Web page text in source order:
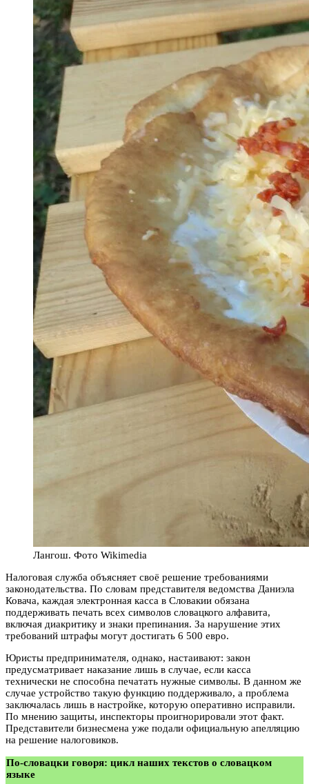
Лангош. Фото Wikimedia
Налоговая служба объясняет своё решение требованиями
законодательства. По словам представителя ведомства Даниэла
Ковача, каждая электронная касса в Словакии обязана
поддерживать печать всех символов словацкого алфавита,
включая диакритику и знаки препинания. За нарушение этих
требований штрафы могут достигать 6 500 евро.
Юристы предпринимателя, однако, настаивают: закон
предусматривает наказание лишь в случае, если касса
технически не способна печатать нужные символы. В данном же
случае устройство такую функцию поддерживало, а проблема
заключалась лишь в настройке, которую оперативно исправили.
По мнению защиты, инспекторы проигнорировали этот факт.
Представители бизнесмена уже подали официальную апелляцию
на решение налоговиков.
По-словацки говоря: цикл наших текстов о словацком
языке